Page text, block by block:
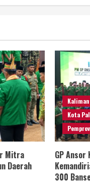
Mitra
Daerah
Kota
GP Ansor
300